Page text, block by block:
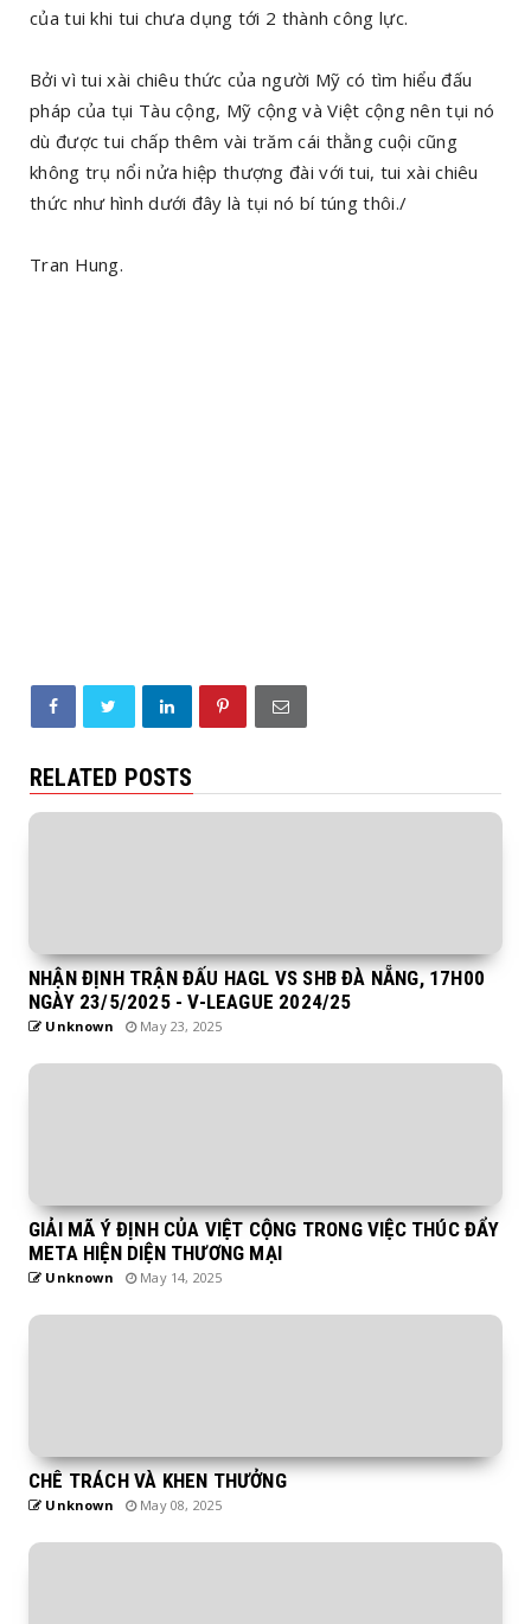
của tui khi tui chưa dụng tới 2 thành công lực.
Bởi vì tui xài chiêu thức của người Mỹ có tìm hiểu đấu
pháp của tụi Tàu cộng, Mỹ cộng và Việt cộng nên tụi nó
dù được tui chấp thêm vài trăm cái thằng cuội cũng
không trụ nổi nửa hiệp thượng đài với tui, tui xài chiêu
thức như hình dưới đây là tụi nó bí túng thôi./
Tran Hung.
RELATED POSTS
NHẬN ĐỊNH TRẬN ĐẤU HAGL VS SHB ĐÀ NẴNG, 17H00
NGÀY 23/5/2025 - V-LEAGUE 2024/25
Unknown May 23, 2025
GIẢI MÃ Ý ĐỊNH CỦA VIỆT CỘNG TRONG VIỆC THÚC ĐẨY
META HIỆN DIỆN THƯƠNG MẠI
Unknown May 14, 2025
CHÊ TRÁCH VÀ KHEN THƯỞNG
Unknown May 08, 2025